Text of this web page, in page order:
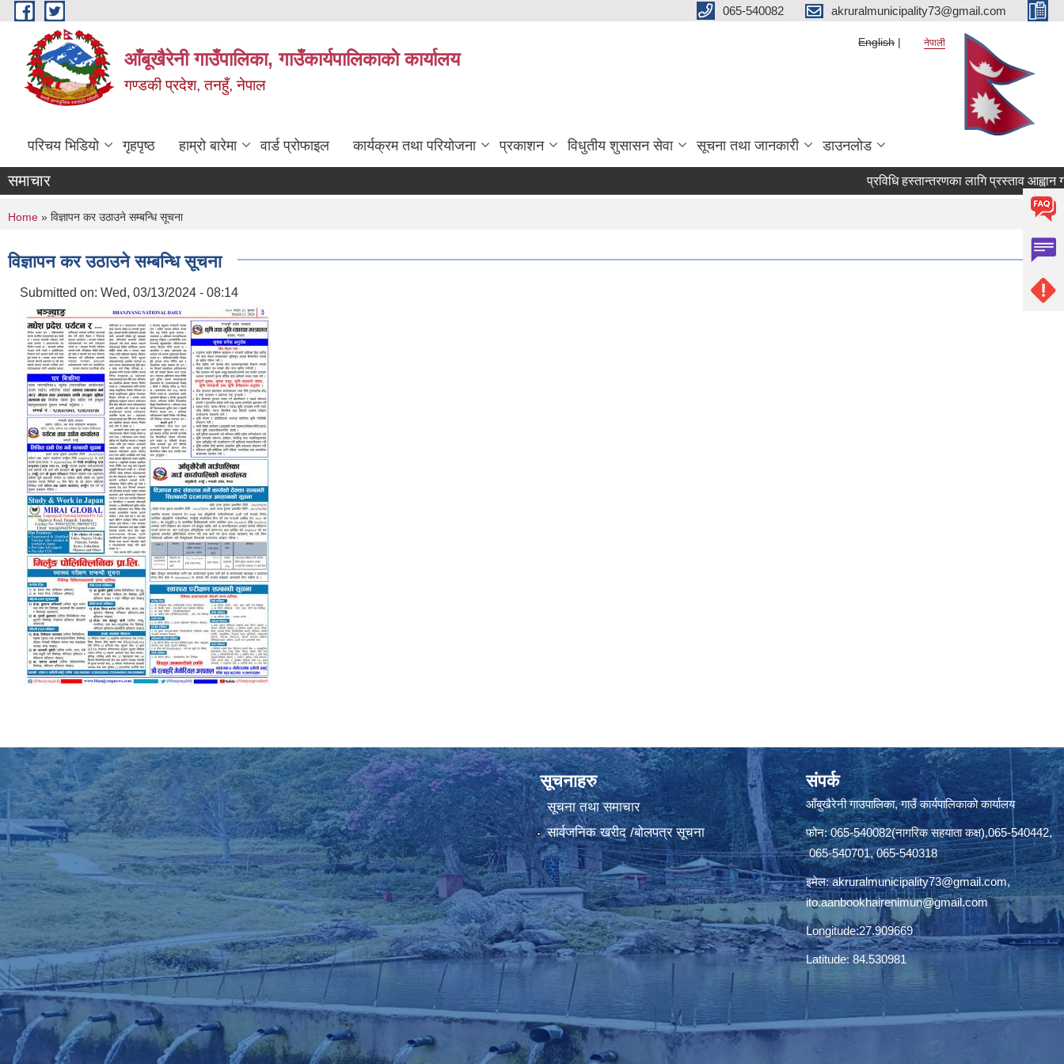
Skip to main content 065-540082 akruralmunicipality73@gmail.com
आँबूखैरेनी गाउँपालिका, गाउँकार्यपालिकाकाे कार्यालय
गण्डकी प्रदेश, तनहुँ, नेपाल
English नेपाली
परिचय भिडियो गृहपृष्ठ हाम्रो बारेमा वार्ड प्रोफाइल कार्यक्रम तथा परियोजना प्रकाशन विधुतीय शुसासन सेवा सूचना तथा जानकारी डाउनलोड
समाचार प्रविधि हस्तान्तरणका लागि प्रस्ताव आह्वान गर्ने
You are here
Home » विज्ञापन कर उठाउने सम्बन्धि सूचना
विज्ञापन कर उठाउने सम्बन्धि सूचना
Submitted on: Wed, 03/13/2024 - 08:14
सूचनाहरु
सूचना तथा समाचार
सार्वजनिक खरीद /बोलपत्र सूचना
संपर्क
आँबुखैरेनी गाउपालिका, गाउँ कार्यपालिकाको कार्यालय
फोन: 065-540082(नागरिक सहयाता कक्ष),065-540442,
065-540701, 065-540318
इमेल:akruralmunicipality73@gmail.com,
ito.aanbookhairenimun@gmail.com
Longitude:27.909669
Latitude: 84.530981